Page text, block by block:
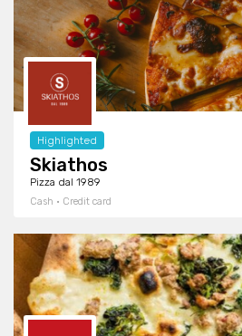
Highlighted
Skiathos
Pizza dal 1989
Cash · Credit card